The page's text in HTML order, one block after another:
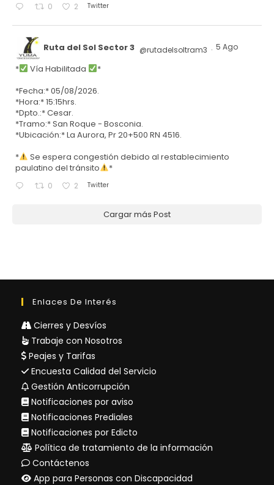
0 2 Twitter
Ruta del Sol Sector 3 @rutadelsoltram3 · 5 Ago
* Vía Habilitada
*
*Fecha:* 05/08/2026.
*Hora:* 15:15hrs.
*Dpto.:* Cesar.
*Tramo:* San Roque - Bosconia.
*Ubicación:* La Aurora, Pr 20+500 RN 4516.
*
Se espera congestión debido al restablecimiento
paulatino del tránsito
*
0 2 Twitter
Cargar más Post
Enlaces De Interés
Cierres y Desvíos
Trabaje con Nosotros
Peajes y Tarifas
Encuesta Calidad del Servicio
Gestión Anticorrupción
Notificaciones por aviso
Notificaciones Prediales
Notificaciones por Edicto
Política de tratamiento de la información
Contáctenos
App para Personas con Discapacidad